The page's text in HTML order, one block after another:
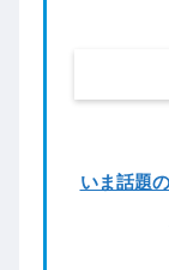
いま話題